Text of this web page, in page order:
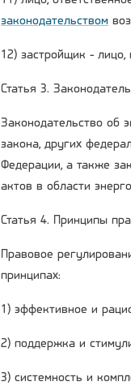
законодательством
12) застройщик - лицо,
Статья 3.
Законодательство об
закона, других
Федерации, а также
актов в области
Статья 4. Принципы
Правовое
принципах:
1) эффективное и
2) поддержка и
3) системность и